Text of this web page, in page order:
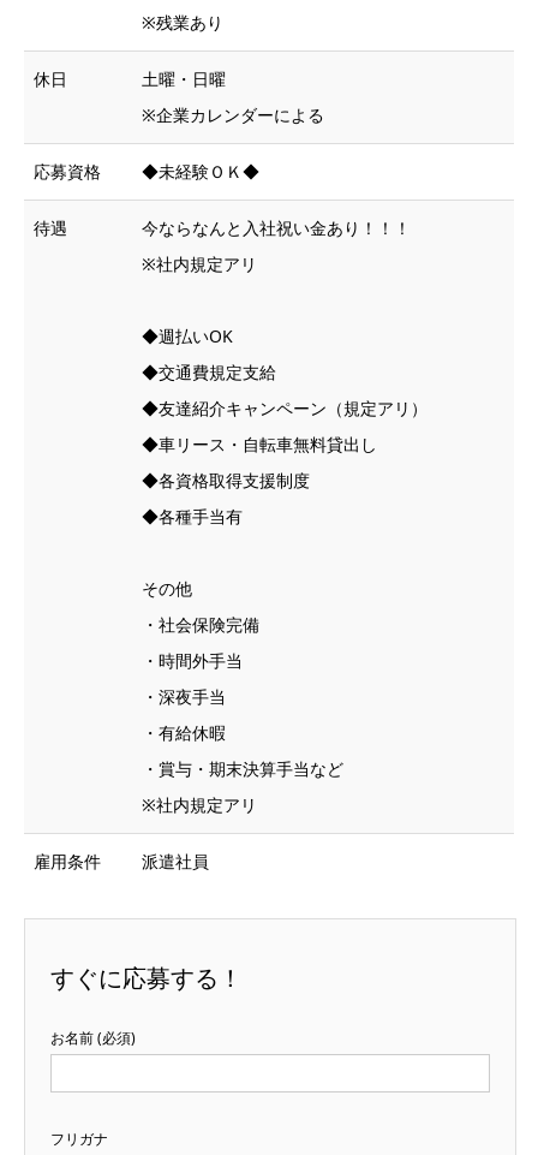
※残業あり
休日
土曜・日曜
※企業カレンダーによる
応募資格 ◆未経験ＯＫ◆
待遇
今ならなんと入社祝い金あり！！！
※社内規定アリ
◆週払いOK
◆交通費規定支給
◆友達紹介キャンペーン（規定アリ）
◆車リース・自転車無料貸出し
◆各資格取得支援制度
◆各種手当有
その他
・社会保険完備
・時間外手当
・深夜手当
・有給休暇
・賞与・期末決算手当など
※社内規定アリ
雇用条件 派遣社員
すぐに応募する！
お名前 (必須)
フリガナ